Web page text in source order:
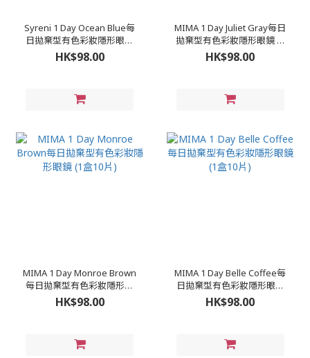
Syreni 1 Day Ocean Blue每
日拋棄型有色彩妝隱形眼鏡
(1盒10片)
HK$98.00
MIMA 1 Day Juliet Gray每日
拋棄型有色彩妝隱形眼鏡 (1
盒10片)
HK$98.00
MIMA 1 Day Monroe Brown
每日拋棄型有色彩妝隱形眼
鏡 (1盒10片)
HK$98.00
MIMA 1 Day Belle Coffee每
日拋棄型有色彩妝隱形眼鏡
(1盒10片)
HK$98.00